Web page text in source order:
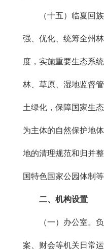
（十五）临夏回族
强、优化、统筹全州
度，实施重要生态系
林、草原、湿地监督
土绿化，保障国家生
为主体的自然保护地
地的清理规范和归并
国特色国家公园体制
二、机构设置
（一）办公室。负
案、财会等机关日常